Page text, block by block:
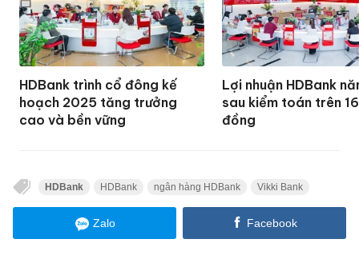
HDBank trình cổ đông kế
hoạch 2025 tăng trưởng
cao và bền vững
Lợi nhuận HDBank
sau kiểm toán trên
đồng
HDBank HDBank ngân hàng HDBank Vikki Bank
Zalo Facebook